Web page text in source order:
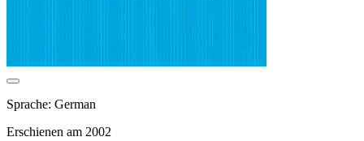
Sprache: German
Erschienen am 2002